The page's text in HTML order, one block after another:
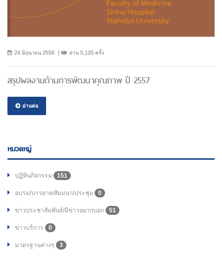
24 มิถุนายน 2556 อ่าน 5,125 ครั้ง
สรุปผลงานด้านการพัฒนาคุณภาพ ปี 2557
อ่านต่อ
หมวดหมู่
ปฏิทินกิจกรรม 151
อบรม/บรรยาย/สัมมนา/ประชุม 0
ข่าวประชาสัมพันธ์/มีข่าวอยากบอก 51
ข่าวบริการ 0
มาตรฐานต่างๆ 3